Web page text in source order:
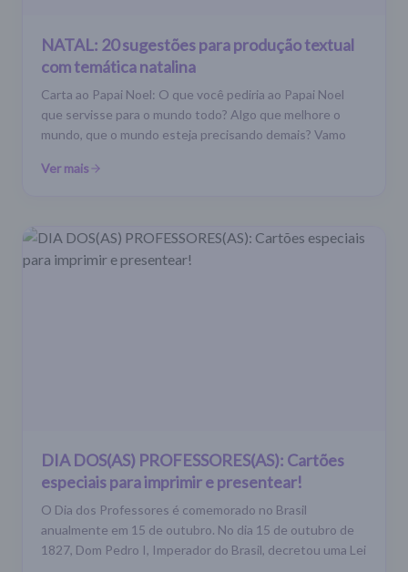
NATAL: 20 sugestões para produção textual
com temática natalina
Carta ao Papai Noel: O que você pediria ao Papai Noel
que servisse para o mundo todo? Algo que melhore o
mundo, que o mundo esteja precisando demais? Vamo
Ver mais
DIA DOS(AS) PROFESSORES(AS): Cartões
especiais para imprimir e presentear!
O Dia dos Professores é comemorado no Brasil
anualmente em 15 de outubro. No dia 15 de outubro de
1827, Dom Pedro I, Imperador do Brasil, decretou uma Lei